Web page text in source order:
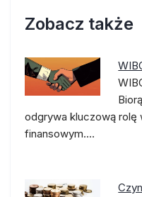
Zobacz także
odgrywa kluczową rolę
finansowym.…